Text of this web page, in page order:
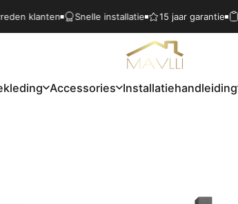
Snelle installatie 15 jaar garantie 100%
Mavlli
Accessories Installatiehandleiding